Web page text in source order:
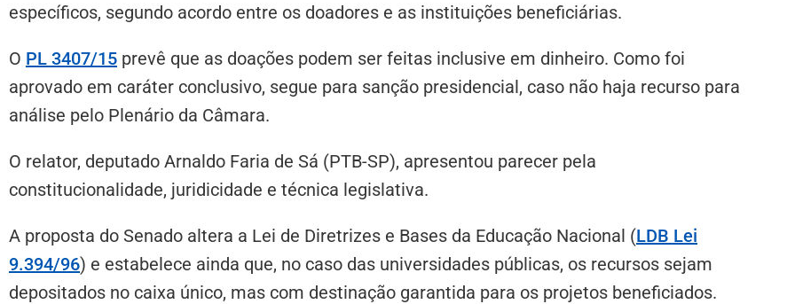
específicos, segundo acordo entre os doadores e as instituições beneficiárias.
O PL 3407/15 prevê que as doações podem ser feitas inclusive em dinheiro. Como foi
aprovado em caráter conclusivo, segue para sanção presidencial, caso não haja recurso para
análise pelo Plenário da Câmara.
O relator, deputado Arnaldo Faria de Sá (PTB-SP), apresentou parecer pela
constitucionalidade, juridicidade e técnica legislativa.
A proposta do Senado altera a Lei de Diretrizes e Bases da Educação Nacional (LDB Lei
9.394/96) e estabelece ainda que, no caso das universidades públicas, os recursos sejam
depositados no caixa único, mas com destinação garantida para os projetos beneficiados.